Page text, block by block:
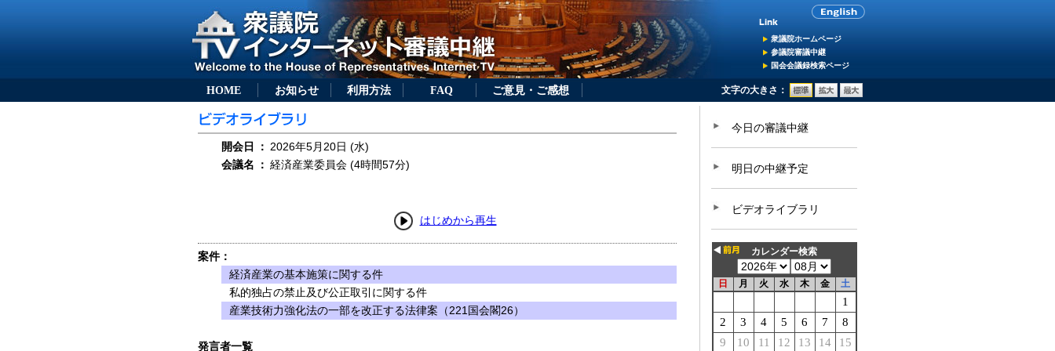
衆議院ホームページ
参議院審議中継
国会会議録検索ページ
HOME お知らせ 利用方法 FAQ ご意見・ご感想 文字の大きさ：
開会日 ： 2026年5月20日 (水)
会議名
： 経済産業委員会 (4時間57分)
はじめから再生
案件：
経済産業の基本施策に関する件
私的独占の禁止及び公正取引に関する件
産業技術力強化法の一部を改正する法律案（221国会閣26）
発言者一覧
今日の審議中継
明日の中継予定
ビデオライブラリ
カレンダー検索
日 月 火 水 木 金 土
1
2
3 4 5 6 7
8
9
10 11 12 13 14 15